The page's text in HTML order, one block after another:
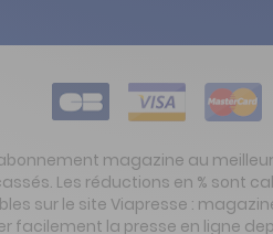
magazine au
Les réductions en %
sur le site Viapresse :
facilement la presse en ligne